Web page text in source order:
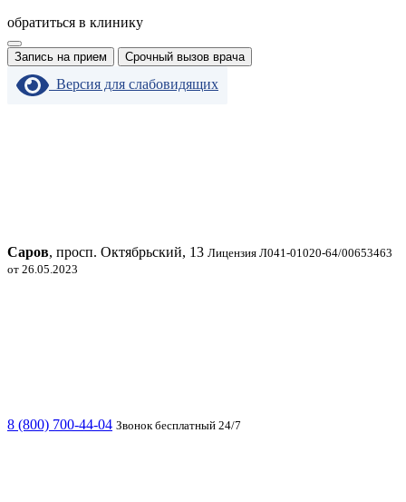
обратиться в клинику
Запись на прием Срочный вызов врача
Версия для слабовидящих
Саров, просп. Октябрьский, 13 Лицензия Л041-01020-64/00653463
от 26.05.2023
8 (800) 700-44-04 Звонок бесплатный 24/7